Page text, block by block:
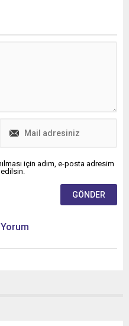
için adım, e-posta adresim